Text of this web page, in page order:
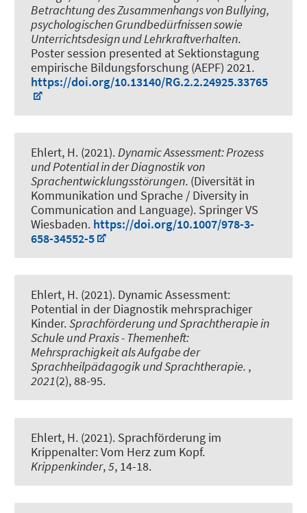
Betrachtung des Zusammenhangs von Bullying,
psychologischen Grundbedürfnissen sowie
Unterrichtsdesign und Lehrkraftverhalten.
Poster session presented at Sektionstagung
empirische Bildungsforschung (AEPF) 2021.
https://doi.org/10.13140/RG.2.2.24925.33765
Ehlert, H. (2021).Dynamic Assessment: Prozess
und Potential in der Diagnostik von
Sprachentwicklungsstörungen. (Diversität in
Kommunikation und Sprache / Diversity in
Communication and Language). Springer VS
Wiesbaden. https://doi.org/10.1007/978-3-
658-34552-5
Ehlert, H. (2021). Dynamic Assessment:
Potential in der Diagnostik mehrsprachiger
Kinder.Sprachförderung und Sprachtherapie in
Schule und Praxis - Themenheft:
Mehrsprachigkeit als Aufgabe der
Sprachheilpädagogik und Sprachtherapie. ,
2021(2), 88-95.
Ehlert, H. (2021). Sprachförderung im
Krippenalter: Vom Herz zum Kopf.
Krippenkinder,5, 14-18.